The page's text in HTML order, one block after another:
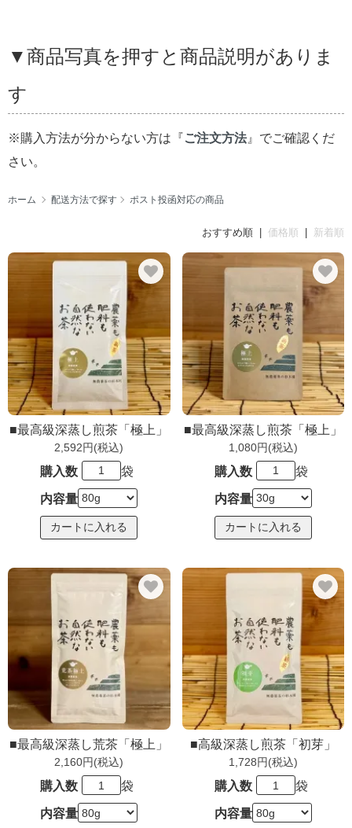
▼商品写真を押すと商品説明がありま
す
※購入方法が分からない方は『ご注文方法 』でご確認くだ
さい。
ホーム 配送方法で探す ポスト投函対応の商品
おすすめ順 | 価格順 新着順
■最高級深蒸し煎茶「極上」
2,592円(税込)
購入数 袋
内容量
■最高級深蒸し煎茶「極上」
1,080円(税込)
購入数 袋
内容量
■最高級深蒸し荒茶「極上」
2,160円(税込)
購入数 袋
内容量
■高級深蒸し煎茶「初芽」
1,728円(税込)
購入数 袋
内容量